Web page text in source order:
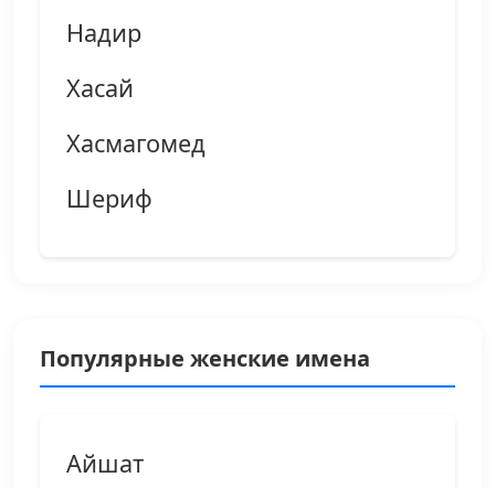
Надир
Хасай
Хасмагомед
Шериф
Популярные женские имена
Айшат